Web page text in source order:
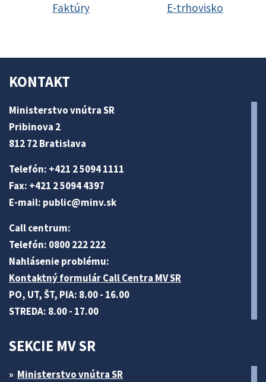
Faktúry E-trhovisko
KONTAKT
Ministerstvo vnútra SR
Pribinova 2
812 72 Bratislava
Telefón: +421 2 5094 1111
Fax: +421 2 5094 4397
E-mail: public@minv.sk
Call centrum:
Telefón: 0800 222 222
Nahlásenie problému:
Kontaktný formulár Call Centra MV SR
PO, UT, ŠT, PIA: 8.00 - 16.00
STREDA: 8.00 - 17.00
SEKCIE MV SR
Ministerstvo vnútra SR